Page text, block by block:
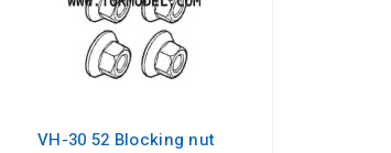
VH-30 52 Blocking nut